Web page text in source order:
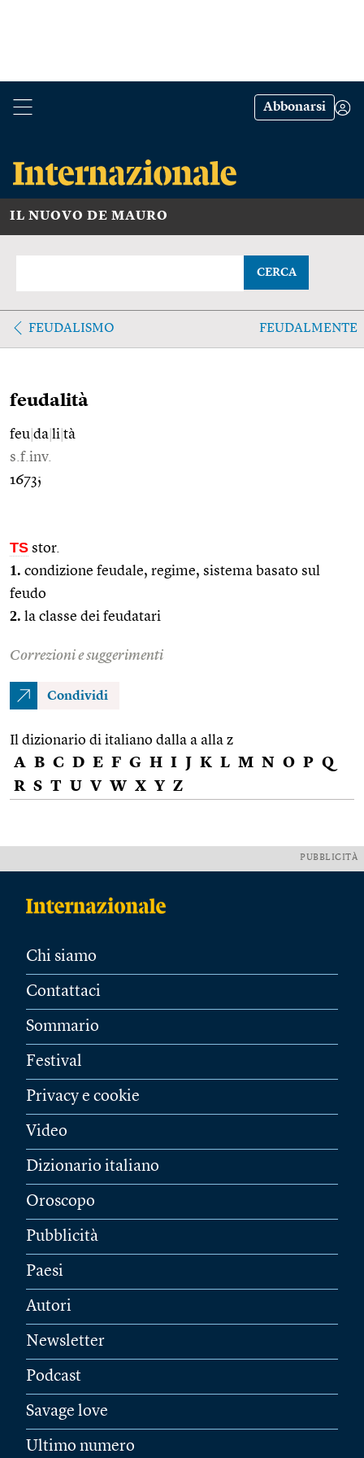
Abbonarsi
IL NUOVO DE MAURO
CERCA
FEUDALISMO FEUDALMENTE
feudalità
feu da li tà
s.f.inv.
1673;
TS stor.
1. condizione feudale, regime, sistema basato sul
feudo
2. la classe dei feudatari
Correzioni e suggerimenti
Condividi
Il dizionario di italiano dalla a alla z
A B C D E F G H I J K L M N O P Q
R S T U V W X Y Z
PUBBLICITÀ
Chi siamo
Contattaci
Sommario
Festival
Privacy e cookie
Video
Dizionario italiano
Oroscopo
Pubblicità
Paesi
Autori
Newsletter
Podcast
Savage love
Ultimo numero